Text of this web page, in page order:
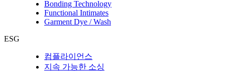
Bonding Technology
Functional Intimates
Garment Dye / Wash
ESG
컴플라이언스
지속 가능한 소싱